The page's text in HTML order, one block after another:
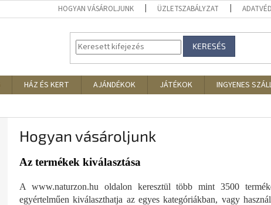
HOGYAN VÁSÁROLJUNK ÜZLETSZABÁLYZAT
KERESÉS
HÁZ ÉS KERT AJÁNDÉKOK JÁTÉKOK INGYENES
Hogyan vásároljunk
Az termékek kiválasztása
A www.naturzon.hu oldalon keresztül több mint 3500
egyértelműen kiválaszthatja az egyes kategóriákban, vagy